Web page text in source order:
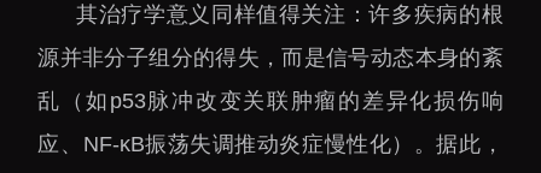
其治疗学意义同样值得关注：许多疾病的根
源并非分子组分的得失，而是信号动态本身的紊
乱（如p53脉冲改变关联肿瘤的差异化损伤响
应、NF-κB振荡失调推动炎症慢性化）。据此，